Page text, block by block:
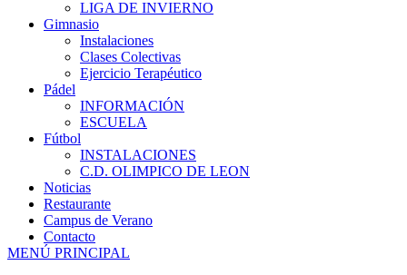
LIGA DE INVIERNO
Gimnasio
Instalaciones
Clases Colectivas
Ejercicio Terapéutico
Pádel
INFORMACIÓN
ESCUELA
Fútbol
INSTALACIONES
C.D. OLIMPICO DE LEON
Noticias
Restaurante
Campus de Verano
Contacto
MENÚ PRINCIPAL